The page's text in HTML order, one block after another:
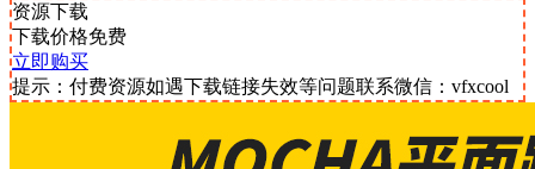
资源下载
下载价格免费
立即购买
提示：付费资源如遇下载链接失效等问题联系微信：vfxcool